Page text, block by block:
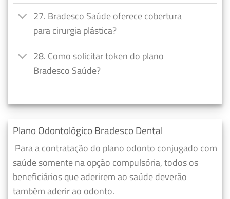
27. Bradesco Saúde oferece cobertura
para cirurgia plástica?
28. Como solicitar token do plano
Bradesco Saúde?
Plano Odontológico Bradesco Dental
Para a contratação do plano odonto conjugado com
saúde somente na opção compulsória, todos os
beneficiários que aderirem ao saúde deverão
também aderir ao odonto.